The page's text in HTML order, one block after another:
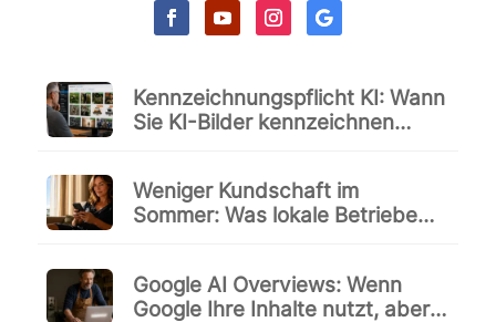
Kennzeichnungspflicht KI: Wann
Sie KI-Bilder kennzeichnen
Weniger Kundschaft im
Sommer: Was lokale Betriebe
Google AI Overviews: Wenn
Google Ihre Inhalte nutzt, aber